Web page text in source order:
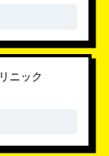
ニック